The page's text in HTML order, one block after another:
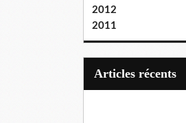
2012
2011
articles récents